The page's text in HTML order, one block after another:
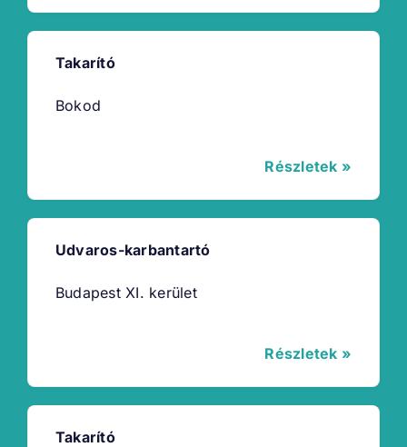
Takarító
Bokod
Részletek »
Udvaros-karbantartó
Budapest XI. kerület
Részletek »
Takarító